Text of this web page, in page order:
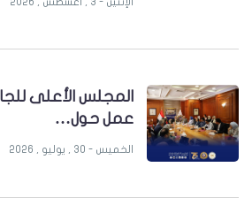
المجلس الأعلى
عمل حول…
الخميس - 30 , يوليو , 2026